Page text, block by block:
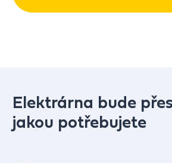
Elektrárna bude
jakou potřebujete